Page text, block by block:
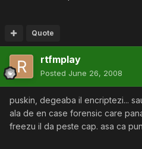
Quote
rtfmplay
Posted June 26, 2008
puskin, degeaba il encriptezi...
ala de en case forensic care
freezu il da peste cap. asa ca